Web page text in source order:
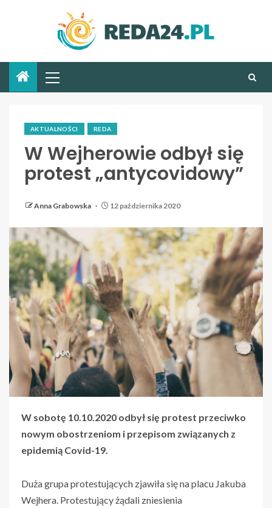
AKTUALNOŚCI REDA
W Wejherowie odbył się
protest „antycovidowy”
Anna Grabowska 12 października 2020
W sobotę 10.10.2020 odbył się protest przeciwko
nowym obostrzeniom i przepisom związanych z
epidemią Covid-19.
Duża grupa protestujących zjawiła się na placu Jakuba
Wejhera. Protestujący żądali zniesienia